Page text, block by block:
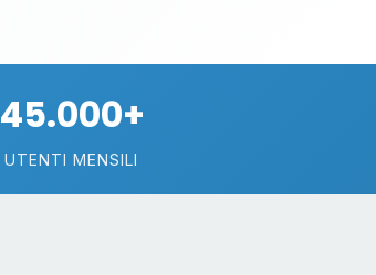
45.000+
UTENTI MENSILI